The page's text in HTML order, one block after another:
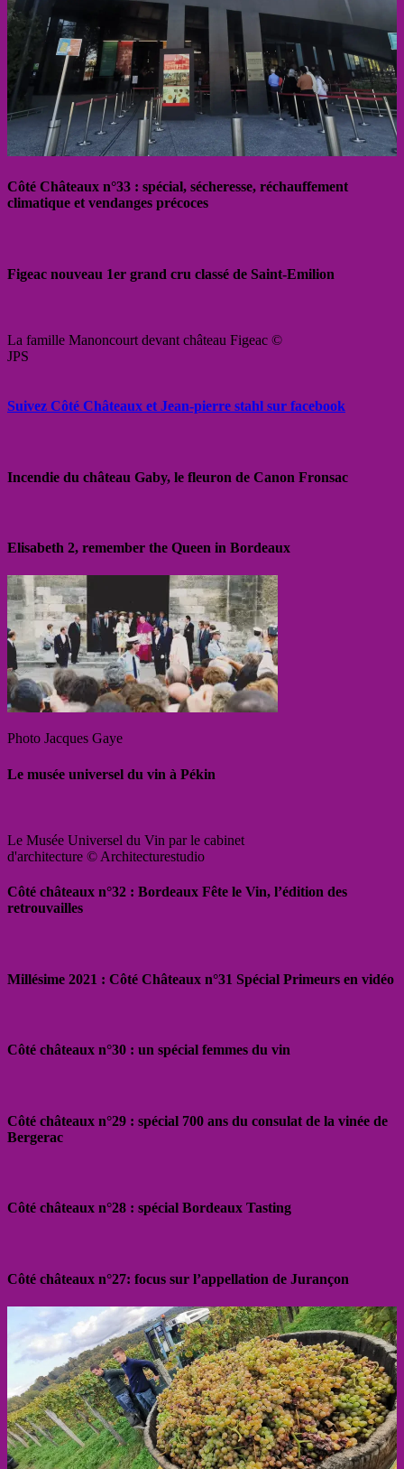
Côté Châteaux n°33 : spécial, sécheresse, réchauffement
climatique et vendanges précoces
Figeac nouveau 1er grand cru classé de Saint-Emilion
La famille Manoncourt devant château Figeac ©
JPS
Suivez Côté Châteaux et Jean-pierre stahl sur facebook
Incendie du château Gaby, le fleuron de Canon Fronsac
Elisabeth 2, remember the Queen in Bordeaux
Photo Jacques Gaye
Le musée universel du vin à Pékin
Le Musée Universel du Vin par le cabinet
d'architecture © Architecturestudio
Côté châteaux n°32 : Bordeaux Fête le Vin, l’édition des
retrouvailles
Millésime 2021 : Côté Châteaux n°31 Spécial Primeurs en vidéo
Côté châteaux n°30 : un spécial femmes du vin
Côté châteaux n°29 : spécial 700 ans du consulat de la vinée de
Bergerac
Côté châteaux n°28 : spécial Bordeaux Tasting
Côté châteaux n°27: focus sur l’appellation de Jurançon